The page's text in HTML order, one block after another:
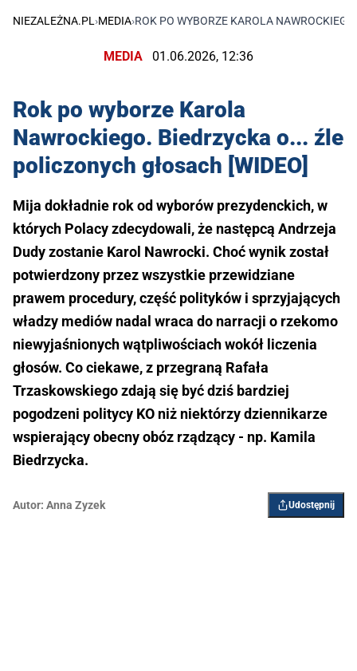
NIEZALEŻNA.PL ›MEDIA›ROK PO WYBORZE KAROLA
MEDIA 01.06.2026, 12:36
Rok po wyborze Karola
Nawrockiego. Biedrzycka o... źle
policzonych głosach [WIDEO]
Mija dokładnie rok od wyborów prezydenckich, w
których Polacy zdecydowali, że następcą Andrzeja
Dudy zostanie Karol Nawrocki. Choć wynik został
potwierdzony przez wszystkie przewidziane
prawem procedury, część polityków i sprzyjających
władzy mediów nadal wraca do narracji o rzekomo
niewyjaśnionych wątpliwościach wokół liczenia
głosów. Co ciekawe, z przegraną Rafała
Trzaskowskiego zdają się być dziś bardziej
pogodzeni politycy KO niż niektórzy dziennikarze
wspierający obecny obóz rządzący - np. Kamila
Biedrzycka.
Autor: Anna Zyzek Udostępnij